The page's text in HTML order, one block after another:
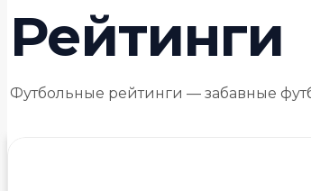
Рейтинги
Футбольные рейтинги — забавные